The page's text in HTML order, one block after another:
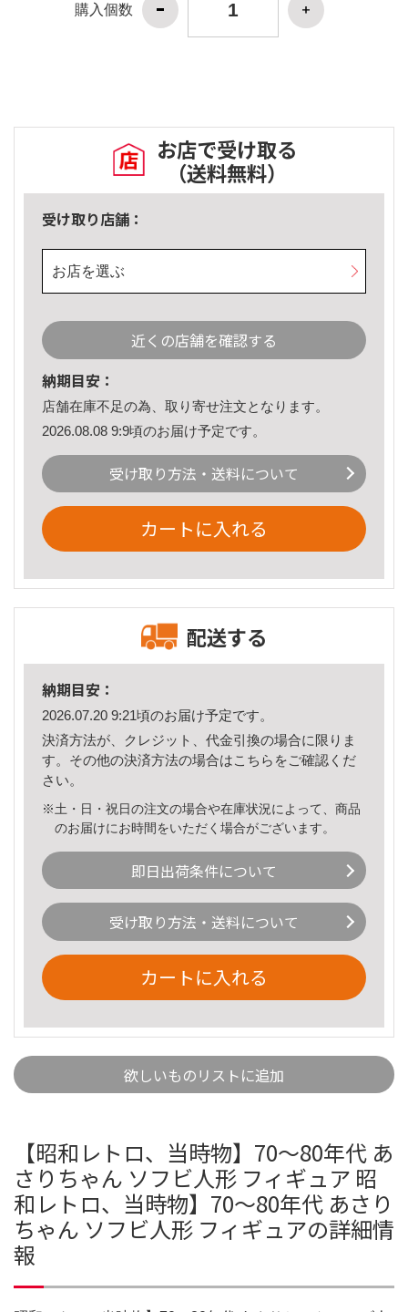
購入個数
お店で受け取る
（送料無料）
受け取り店舗：
お店を選ぶ
近くの店舗を確認する
納期目安：
店舗在庫不足の為、取り寄せ注文となります。
2026.08.08 9:9頃のお届け予定です。
受け取り方法・送料について
カートに入れる
配送する
納期目安：
2026.07.20 9:21頃のお届け予定です。
決済方法が、クレジット、代金引換の場合に限りま
す。その他の決済方法の場合はこちら をご確認くだ
さい。
※土・日・祝日の注文の場合や在庫状況によって、商品
のお届けにお時間をいただく場合がございます。
即日出荷条件について
受け取り方法・送料について
カートに入れる
欲しいものリストに追加
【昭和レトロ、当時物】70～80年代 あ
さりちゃん ソフビ人形 フィギュア 昭
和レトロ、当時物】70～80年代 あさり
ちゃん ソフビ人形 フィギュアの詳細情
報